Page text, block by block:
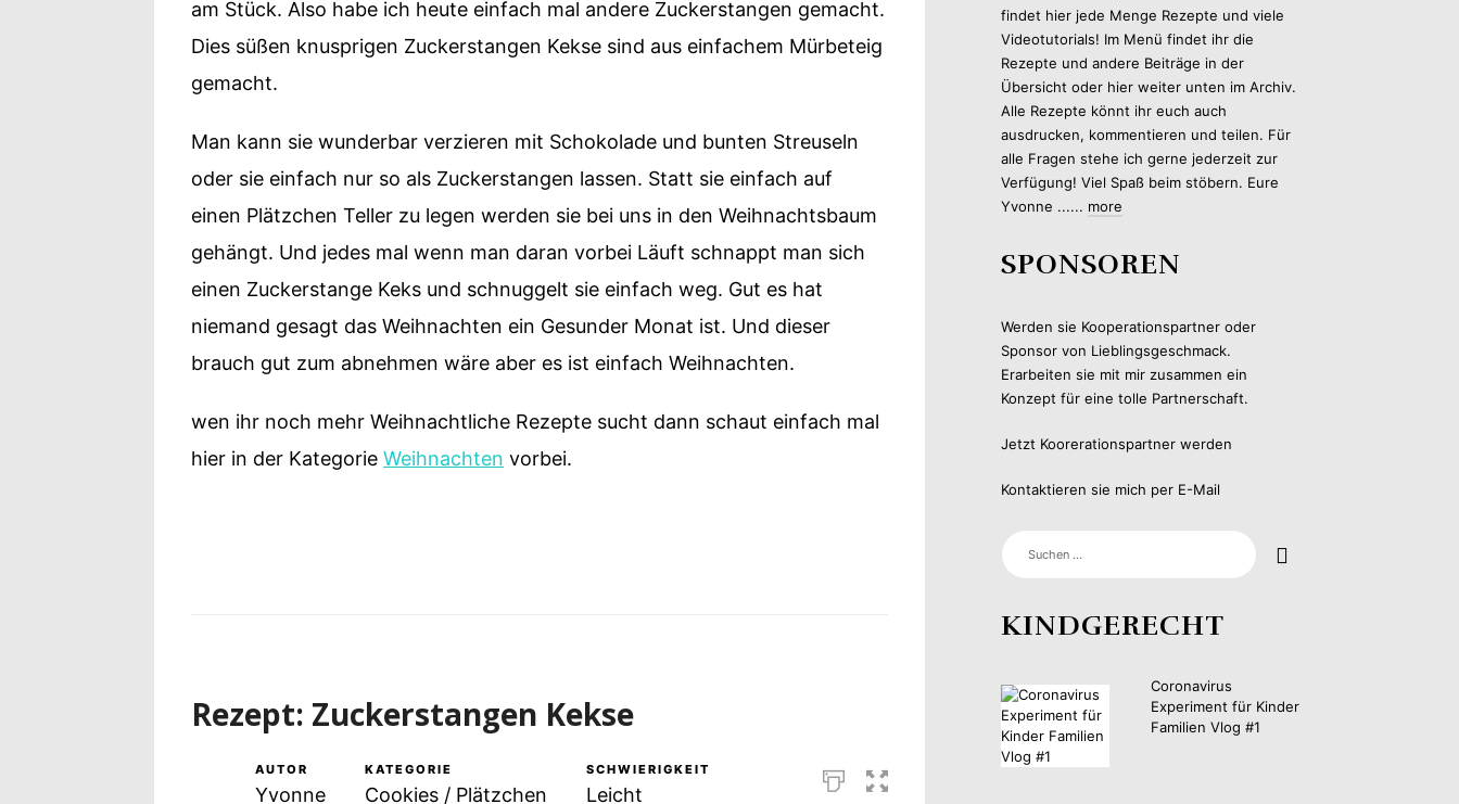
am Stück. Also habe ich heute einfach mal andere Zuckerstangen gemacht.
Dies süßen knusprigen Zuckerstangen Kekse sind aus einfachem Mürbeteig
gemacht.
Man kann sie wunderbar verzieren mit Schokolade und bunten Streuseln
oder sie einfach nur so als Zuckerstangen lassen. Statt sie einfach auf
einen Plätzchen Teller zu legen werden sie bei uns in den Weihnachtsbaum
gehängt. Und jedes mal wenn man daran vorbei Läuft schnappt man sich
einen Zuckerstange Keks und schnuggelt sie einfach weg. Gut es hat
niemand gesagt das Weihnachten ein Gesunder Monat ist. Und dieser
brauch gut zum abnehmen wäre aber es ist einfach Weihnachten.
wen ihr noch mehr Weihnachtliche Rezepte sucht dann schaut einfach mal
hier in der KategorieWeihnachten vorbei.
Rezept: Zuckerstangen Kekse
AUTOR
Yvonne
KATEGORIE
Cookies / Plätzchen
SCHWIERIGKEIT
Leicht
findet hier jede Menge Rezepte und viele
Videotutorials! Im Menü findet ihr die
Rezepte und andere Beiträge in der
Übersicht oder hier weiter unten im Archiv.
Alle Rezepte könnt ihr euch auch
ausdrucken, kommentieren und teilen. Für
alle Fragen stehe ich gerne jederzeit zur
Verfügung! Viel Spaß beim stöbern. Eure
Yvonne ...... more
SPONSOREN
Werden sie Kooperationspartner oder
Sponsor von Lieblingsgeschmack.
Erarbeiten sie mit mir zusammen ein
Konzept für eine tolle Partnerschaft.
Jetzt Koorerationspartner werden
Kontaktieren sie mich per E-Mail
SUCHEN
NACH:
KINDGERECHT
Coronavirus
Experiment für Kinder
Familien Vlog #1